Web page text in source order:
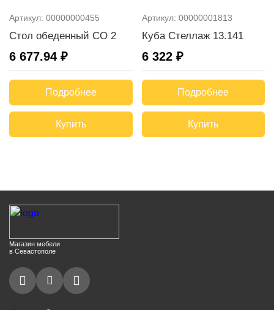
Артикул: 00000000455
Стол обеденный СО 2
6 677.94 ₽
Подробнее
Купить
Артикул: 00000001813
Куба Стеллаж 13.141
6 322 ₽
Подробнее
Купить
Магазин мебели
в Севастополе